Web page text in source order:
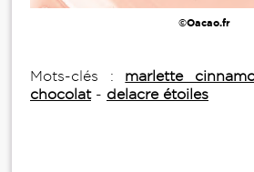
©Oacao.fr
Mots-clés : marlette
chocolat- delacre étoiles